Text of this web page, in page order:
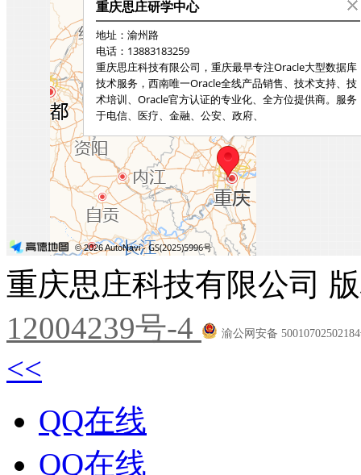
重庆思庄科技有限公司
12004239号-4
渝公网安备
<<
QQ在线
QQ在线